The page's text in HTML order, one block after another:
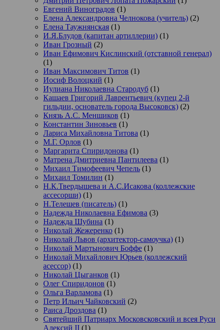
Евгений Виноградов (1)
Елена Александровна Челнокова (учитель) (2)
Елена Таужнянская (1)
И.Я.Блудов (капитан артиллерии) (1)
Иван Грозный (2)
Иван Ефимович Кислинский (отставной генерал)
(1)
Иван Максимович Титов (1)
Иосиф Волоцкий (1)
Иулиана Николаевна Стародуб (1)
Кашаев Григорий Лаврентьевич (купец 2-й
гильдии, основатель города Высоковск) (2)
Князь А.С. Меншиков (1)
Константин Зиновьев (1)
Лариса Михайловна Титова (1)
М.Г. Орлов (1)
Маргарита Спиридонова (1)
Матрена Дмитриевна Пантилеева (1)
Михаил Тимофеевич Чепель (1)
Михаил Томилин (1)
Н.К.Твердышева и А.С.Исакова (коллежские
ассесорши) (1)
Н.Телешев (писатель) (1)
Надежда Николаевна Ефимова (3)
Надежда Шубина (1)
Николай Жежеренко (1)
Николай Львов (архитектор-самоучка) (1)
Николай Мартынович Боффе (1)
Николай Михайлович Юрьев (коллежский
асессор) (1)
Николай Цыганков (1)
Олег Спиридонов (1)
Ольга Варламова (1)
Петр Ильич Чайковский (2)
Раиса Дроздова (1)
Святейший Патриарх Московсковский и всея Руси
Алексий II (1)